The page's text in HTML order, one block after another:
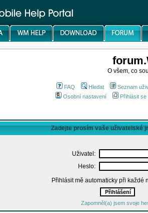
O všem, co
FAQ Hledat Seznam
Osobní nastavení
Přihlásit
Zadejte prosím vaše uživatelské
Uživatel:
Heslo:
Přihlásit mě automaticky při každé
Zapomněl(a) jsem svoje